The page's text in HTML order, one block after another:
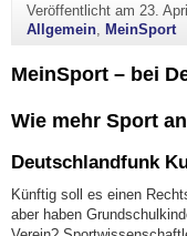
Veröffentlicht am 23.
Allgemein, MeinSport
MeinSport – bei
Wie mehr Sport
Deutschlandfunk
Künftig soll es einen
aber haben